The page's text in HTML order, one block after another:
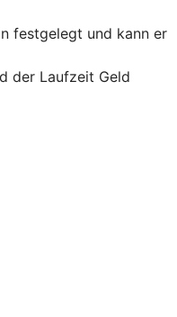
festgelegt und kann er
der Laufzeit Geld